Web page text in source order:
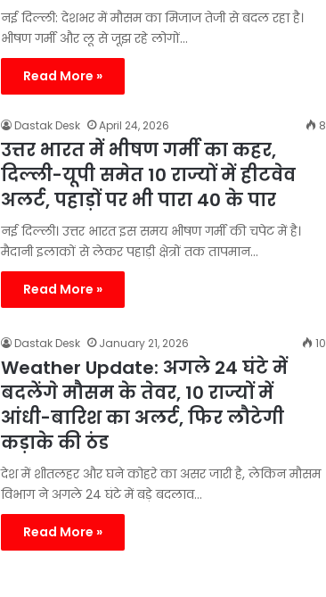
नई दिल्ली: देशभर में मौसम का मिजाज तेजी से बदल रहा है।
भीषण गर्मी और लू से जूझ रहे लोगों…
Read More »
Dastak Desk April 24, 2026 8
उत्तर भारत में भीषण गर्मी का कहर,
दिल्ली-यूपी समेत 10 राज्यों में हीटवेव
अलर्ट, पहाड़ों पर भी पारा 40 के पार
नई दिल्ली। उत्तर भारत इस समय भीषण गर्मी की चपेट में है।
मैदानी इलाकों से लेकर पहाड़ी क्षेत्रों तक तापमान…
Read More »
Dastak Desk January 21, 2026 10
Weather Update: अगले 24 घंटे में
बदलेंगे मौसम के तेवर, 10 राज्यों में
आंधी-बारिश का अलर्ट, फिर लौटेगी
कड़ाके की ठंड
देश में शीतलहर और घने कोहरे का असर जारी है, लेकिन मौसम
विभाग ने अगले 24 घंटे में बड़े बदलाव…
Read More »